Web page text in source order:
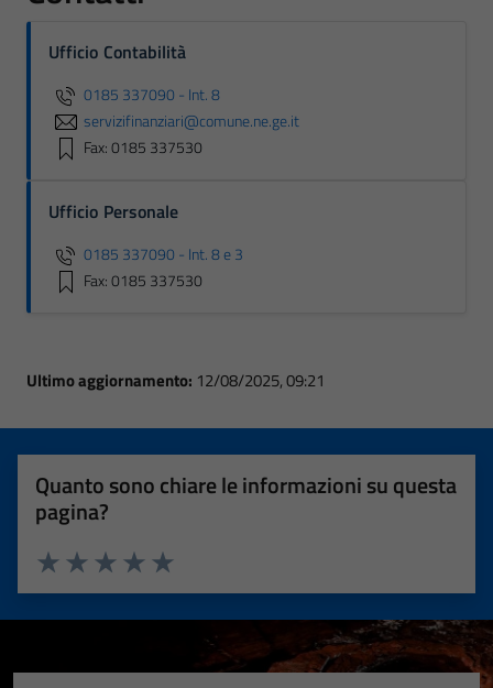
Ufficio Contabilità
0185 337090 - Int. 8
servizifinanziari@comune.ne.ge.it
Fax: 0185 337530
Ufficio Personale
0185 337090 - Int. 8 e 3
Fax: 0185 337530
Ultimo aggiornamento: 12/08/2025, 09:21
Quanto sono chiare le informazioni su questa
pagina?
Valuta 5 stelle su 5
Valuta 4 stelle su 5
Valuta 3 stelle su 5
Valuta 2 stelle su 5
Valuta 1 stelle su 5